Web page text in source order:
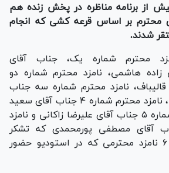
از برنامه مناظره در پخش زنده هم
محترم بر اساس قرعه کشی که انجام
شدند.
محترم شماره یک، جناب آقای
هاشمی، نامزد محترم شماره دو
نامزد محترم شماره سه جناب
آقای مسعود پزشکیان، نامزد محترم شماره ۴ جناب آقای سعید
جلیلی، نامزد محترم شماره ۵ جناب آقای علیرضا زاکانی و نامزد
شماره ۶ جناب آقای مصطفی پورمحمدی که تشکر
می‌کنم از حضور هر ۶ نامزد محترمی که در استودیو حضور